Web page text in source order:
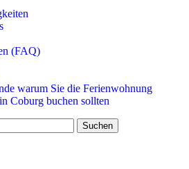
(FAQ)
warum Sie die Ferienwohnung
Coburg buchen sollten